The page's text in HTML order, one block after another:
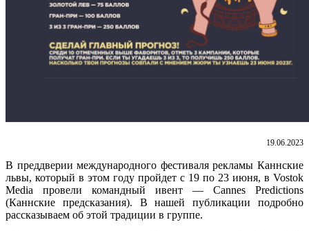
19.06.2023
В преддверии международного фестиваля рекламы Каннские
львы, который в этом году пройдет с 19 по 23 июня, в Vostok
Media провели командный ивент — Cannes Predictions
(Каннские предсказания). В нашей публикации подробно
рассказываем об этой традиции в группе.